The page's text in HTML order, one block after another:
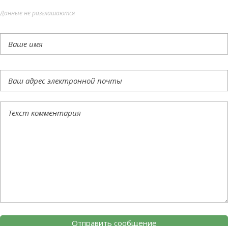
Данные не разглашаются